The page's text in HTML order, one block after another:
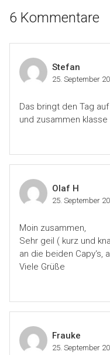
6 Kommentare
Stefan
25. September
Das bringt den Tag
und zusammen
Olaf H
25. September
Moin zusammen,
Sehr geil ( kurz und
an die beiden Capy‘s,
Viele Grüße
Frauke
25. September